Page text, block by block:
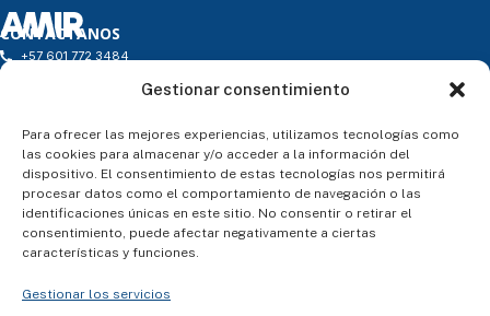
Gestionar consentimiento
Para ofrecer las mejores experiencias, utilizamos tecnologías como
las cookies para almacenar y/o acceder a la información del
dispositivo. El consentimiento de estas tecnologías nos permitirá
procesar datos como el comportamiento de navegación o las
identificaciones únicas en este sitio. No consentir o retirar el
consentimiento, puede afectar negativamente a ciertas
características y funciones.
Gestionar los servicios
CONTÁCTANOS
+57 601 772 3484
Horario: de L a V de 9h a 18h - Atención Presencial
ENLACES
¿Quiénes somos?
Atención al alumno
Blog
Contacto
SÍGUENOS